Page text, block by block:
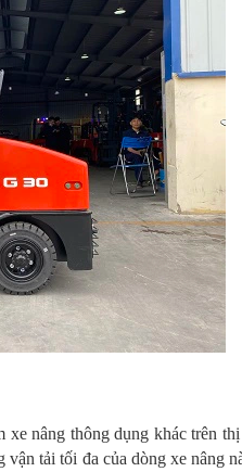
xe nâng thông dụng khác trên
tải tối đa của dòng xe nâng